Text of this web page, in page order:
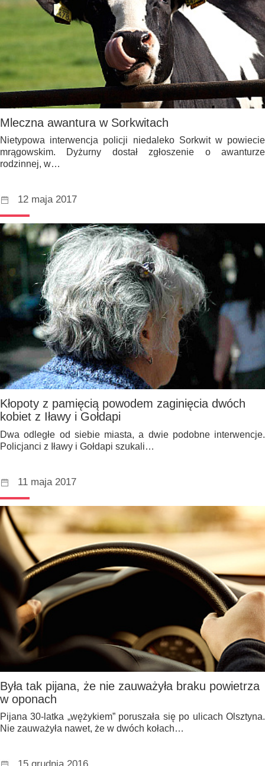
Mleczna awantura w Sorkwitach
Nietypowa interwencja policji niedaleko Sorkwit w powiecie
mrągowskim. Dyżurny dostał zgłoszenie o awanturze
rodzinnej, w…
12 maja 2017
Kłopoty z pamięcią powodem zaginięcia dwóch
kobiet z Iławy i Gołdapi
Dwa odległe od siebie miasta, a dwie podobne interwencje.
Policjanci z Iławy i Gołdapi szukali…
11 maja 2017
Była tak pijana, że nie zauważyła braku powietrza
w oponach
Pijana 30-latka „wężykiem” poruszała się po ulicach Olsztyna.
Nie zauważyła nawet, że w dwóch kołach…